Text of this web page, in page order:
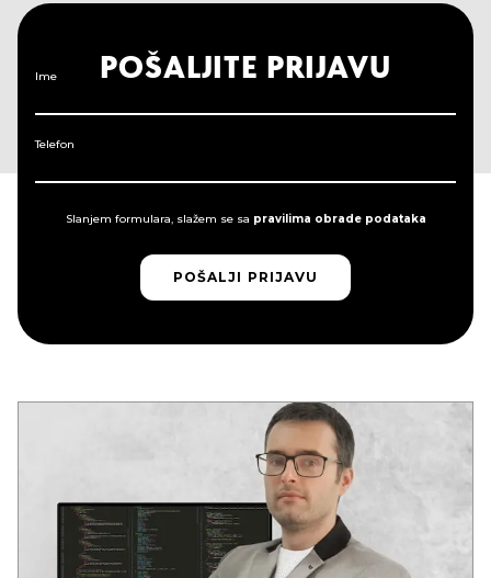
Ime
Telefon
Slanjem formulara, slažem se sa pravilima obrade podataka
POŠALJI PRIJAVU
POŠALJI PRIJAVU
POŠALJITE PRIJAVU